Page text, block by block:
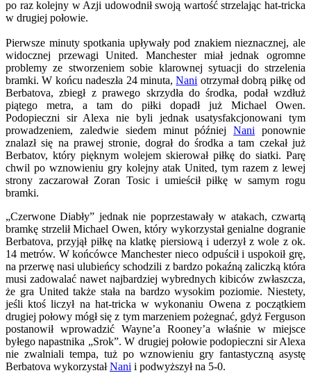
po raz kolejny w Azji udowodnił swoją wartość strzelając hat-tricka
w drugiej połowie.
Pierwsze minuty spotkania upływały pod znakiem nieznacznej, ale
widocznej przewagi United. Manchester miał jednak ogromne
problemy ze stworzeniem sobie klarownej sytuacji do strzelenia
bramki. W końcu nadeszła 24 minuta,Nani otrzymał dobrą piłkę od
Berbatova, zbiegł z prawego skrzydła do środka, podał wzdłuż
piątego metra, a tam do piłki dopadł już Michael Owen.
Podopieczni sir Alexa nie byli jednak usatysfakcjonowani tym
prowadzeniem, zaledwie siedem minut późniejNani ponownie
znalazł się na prawej stronie, dograł do środka a tam czekał już
Berbatov, który pięknym wolejem skierował piłkę do siatki. Parę
chwil po wznowieniu gry kolejny atak United, tym razem z lewej
strony zaczarował Zoran Tosic i umieścił piłkę w samym rogu
bramki.
„Czerwone Diabły” jednak nie poprzestawały w atakach, czwartą
bramkę strzelił Michael Owen, który wykorzystał genialne dogranie
Berbatova, przyjął piłkę na klatkę piersiową i uderzył z wole z ok.
14 metrów. W końcówce Manchester nieco odpuścił i uspokoił grę,
na przerwę nasi ulubieńcy schodzili z bardzo pokaźną zaliczką która
musi zadowalać nawet najbardziej wybrednych kibiców zwłaszcza,
że gra United także stała na bardzo wysokim poziomie. Niestety,
jeśli ktoś liczył na hat-tricka w wykonaniu Owena z początkiem
drugiej połowy mógł się z tym marzeniem pożegnać, gdyż Ferguson
postanowił wprowadzić Wayne’a Rooney’a właśnie w miejsce
byłego napastnika „Srok”. W drugiej połowie podopieczni sir Alexa
nie zwalniali tempa, tuż po wznowieniu gry fantastyczną asystę
Berbatova wykorzystałNani i podwyższył na 5-0.